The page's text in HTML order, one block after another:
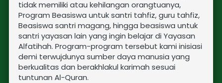
Program Beasiswa untuk santri tahfiz, guru tahfiz,
Beasiswa santri magang, hingga beasiswa untuk
santri yayasan lain yang ingin belajar di Yayasan
Alfatihah. Program-program tersebut kami inisiasi
demi terwujdunya sumber daya manusia yang
berkualitas dan berakhlakul karimah sesuai
tuntunan Al-Quran.